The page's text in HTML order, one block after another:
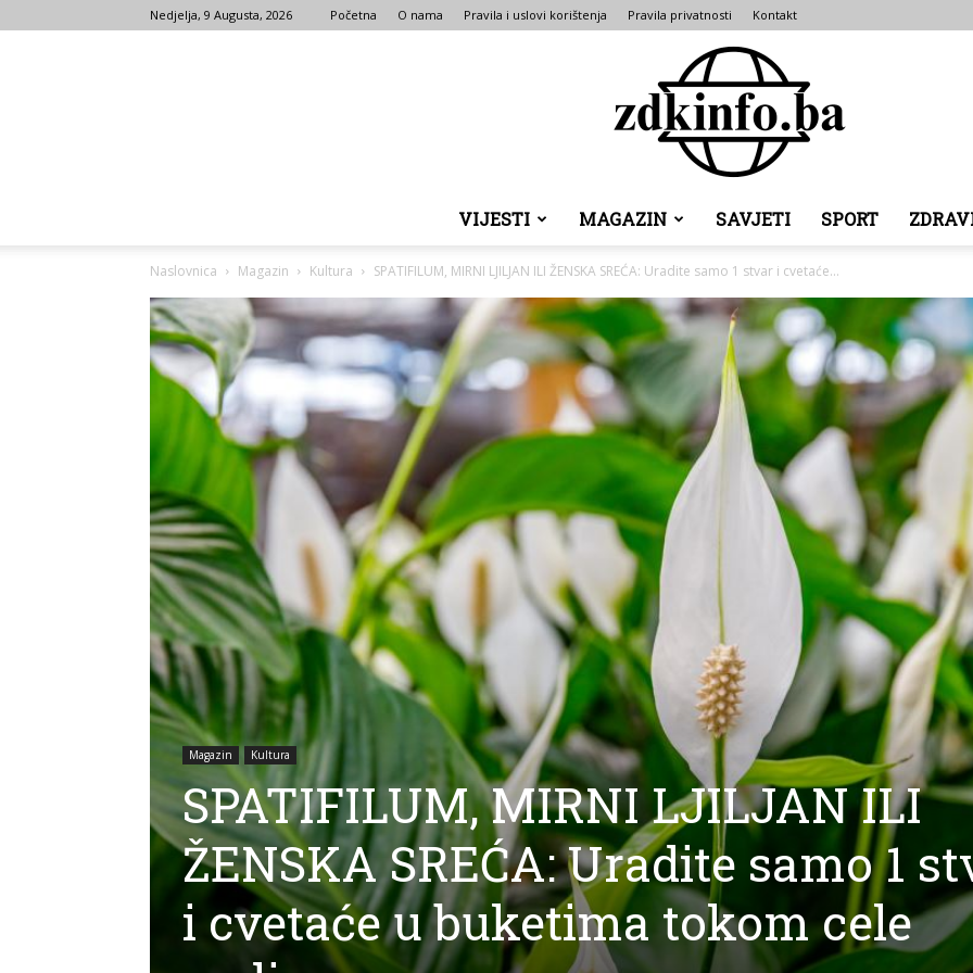
Nedjelja, 9 Augusta, 2026 Početna O nama Pravila i uslovi korištenja Pravila privatnosti Kontakt
ZDK
INFO
VIJESTI MAGAZIN SAVJETI SPORT
Naslovnica Magazin Kultura SPATIFILUM, MIRNI LJILJAN ILI ŽENSKA SREĆA: Uradite samo 1 stvar i cvetaće...
Magazin Kultura
SPATIFILUM, MIRNI LJILJAN ILI
ŽENSKA SREĆA: Uradite samo 1
i cvetaće u buketima tokom cele